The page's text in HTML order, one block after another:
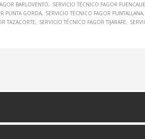
BARLOVENTO
SERVICIO TÉCNICO FAGOR
PUNTA GORDA SERVICIO TÉCNICO FAGOR PUNTALLANA
TAZACORTE SERVICIO TÉCNICO FAGOR TIJARAFE